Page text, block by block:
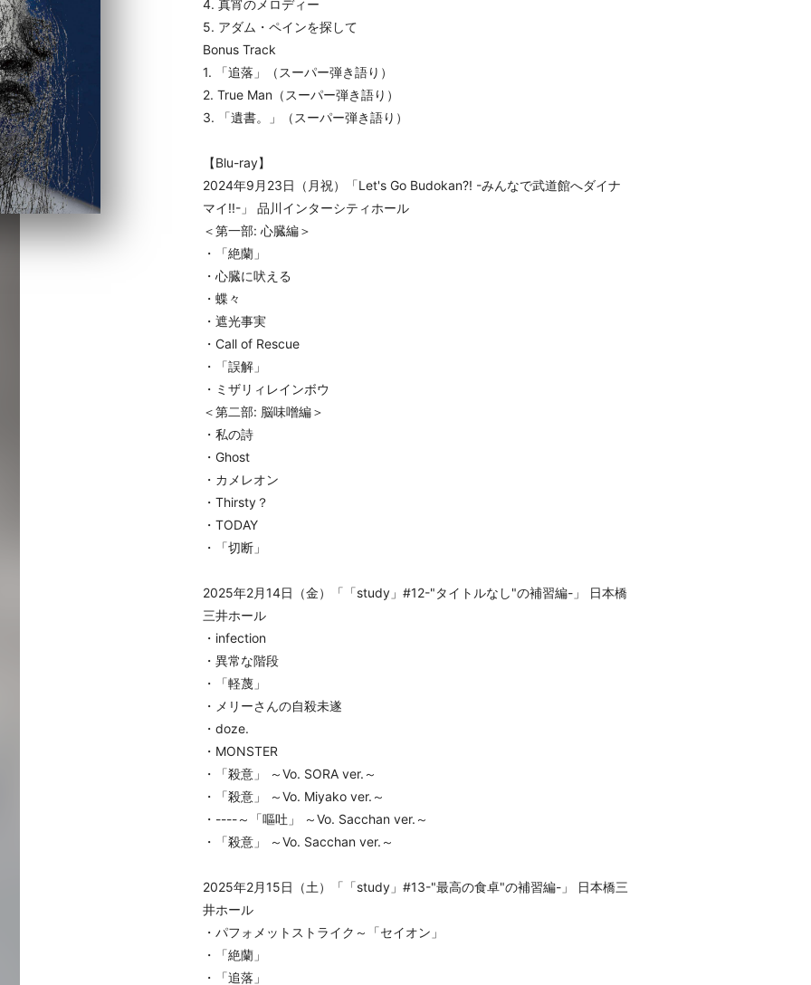
4. 真宵のメロディー
5. アダム・ペインを探して
Bonus Track
1. 「追落」（スーパー弾き語り）
2. True Man（スーパー弾き語り）
3. 「遺書。」（スーパー弾き語り）
【Blu-ray】
2024年9月23日（月祝）「Let's Go Budokan?! -みんなで武道館へダイナ
マイ!!-」 品川インターシティホール
＜第一部: 心臓編＞
・「絶蘭」
・心臓に吠える
・蝶々
・遮光事実
・Call of Rescue
・「誤解」
・ミザリィレインボウ
＜第二部: 脳味噌編＞
・私の詩
・Ghost
・カメレオン
・Thirsty？
・TODAY
・「切断」
2025年2月14日（金）「「study」#12-"タイトルなし"の補習編-」 日本橋
三井ホール
・infection
・異常な階段
・「軽蔑」
・メリーさんの自殺未遂
・doze.
・MONSTER
・「殺意」 ～Vo. SORA ver.～
・「殺意」 ～Vo. Miyako ver.～
・----～「嘔吐」 ～Vo. Sacchan ver.～
・「殺意」 ～Vo. Sacchan ver.～
2025年2月15日（土）「「study」#13-"最高の食卓"の補習編-」 日本橋三
井ホール
・パフォメットストライク～「セイオン」
・「絶蘭」
・「追落」